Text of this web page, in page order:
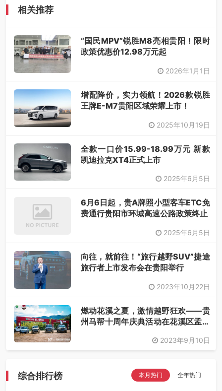
相关推荐
“国民MPV”锐胜M8亮相贵阳！限时
政策优惠价12.98万元起
2026年1月1日
增配降价，实力领航！2026款锐胜
王牌E-M7贵阳区域荣耀上市！
2025年10月19日
全款一口价15.99-18.99万元 新款
凯迪拉克XT4正式上市
2025年6月5日
6月6日起，贵A牌照小型客车ETC免
费通行贵阳市环城高速公路政策终止
2025年6月5日
向往，就前往！“旅行越野SUV”捷途
旅行者上市发布会在贵阳举行
2023年10月22日
燃动花溪之夏，激情越野狂欢——贵
州马帮十周年庆典活动在花溪区孟关
2023年9月10日
综合排行榜 本月热门 全年热门